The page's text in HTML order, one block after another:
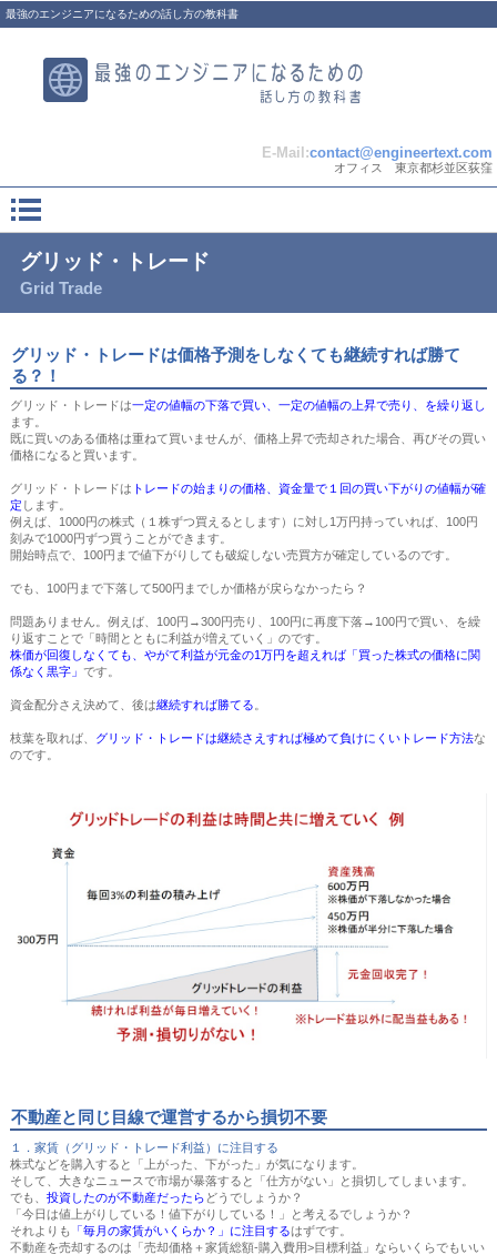
最強のエンジニアになるための話し方の教科書
E-Mail:contact@engineertext.com
オフィス 東京都杉並区荻窪
グリッド・トレード
Grid Trade
グリッド・トレードは価格予測をしなくても継続すれば勝て
る？！
グリッド・トレードは一定の値幅の下落で買い、一定の値幅の上昇で売り、を繰り返し
ます。
既に買いのある価格は重ねて買いませんが、価格上昇で売却された場合、再びその買い
価格になると買います。
グリッド・トレードは トレードの始まりの価格、資金量で１回の買い下がりの値幅が確
定 します。
例えば、1000円の株式（１株ずつ買えるとします）に対し1万円持っていれば、100円
刻みで1000円ずつ買うことができます。
開始時点で、100円まで値下がりしても破綻しない売買方が確定しているのです。
でも、100円まで下落して500円までしか価格が戻らなかったら？
問題ありません。例えば、100円→300円売り、100円に再度下落→100円で買い、を繰
り返すことで「時間とともに利益が増えていく」のです。
株価が回復しなくても、やがて利益が元金の1万円を超えれば「買った株式の価格に関
係なく黒字」 です。
資金配分さえ決めて、後は継続すれば勝てる
枝葉を取れば、 グリッド・トレードは継続さえすれば極めて負けにくいトレード方法な
のです。
不動産と同じ目線で運営するから損切不要
１．家賃（グリッド・トレード利益）に注目する
株式などを購入すると「上がった、下がった」が気になります。
そして、大きなニュースで市場が暴落すると「仕方がない」と損切してしまいます。
でも、 投資したのが不動産だったら どうでしょうか？
「今日は値上がりしている！値下がりしている！」と考えるでしょうか？
それよりも
「毎月の家賃がいくらか？」に注目するはずです。
不動産を売却するのは「売却価格＋家賃総額-購入費用>目標利益」ならいくらでもいい